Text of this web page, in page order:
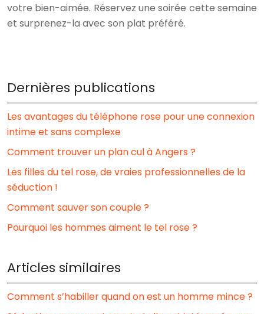
votre bien-aimée. Réservez une soirée cette semaine
et surprenez-la avec son plat préféré.
Dernières publications
Les avantages du téléphone rose pour une connexion
intime et sans complexe
Comment trouver un plan cul à Angers ?
Les filles du tel rose, de vraies professionnelles de la
séduction !
Comment sauver son couple ?
Pourquoi les hommes aiment le tel rose ?
Articles similaires
Comment s’habiller quand on est un homme mince ?